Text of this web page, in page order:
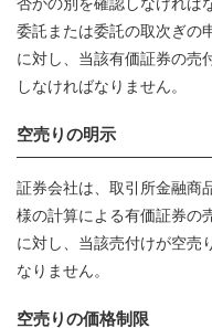
委託または委託の取次ぎの
に対し、当該有価証券の売
しなければなりません。
空売りの明示
証券会社は、取引所金融商
様の計算による有価証券の
に対し、当該売付けが空売
なりません。
空売りの価格制限